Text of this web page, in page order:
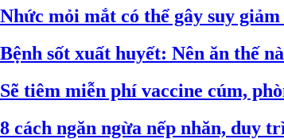
Nhức mỏi mắt có thể gây suy
Bệnh sốt xuất huyết: Nên ăn thế
Sẽ tiêm miễn phí vaccine cúm,
8 cách ngăn ngừa nếp nhăn, duy